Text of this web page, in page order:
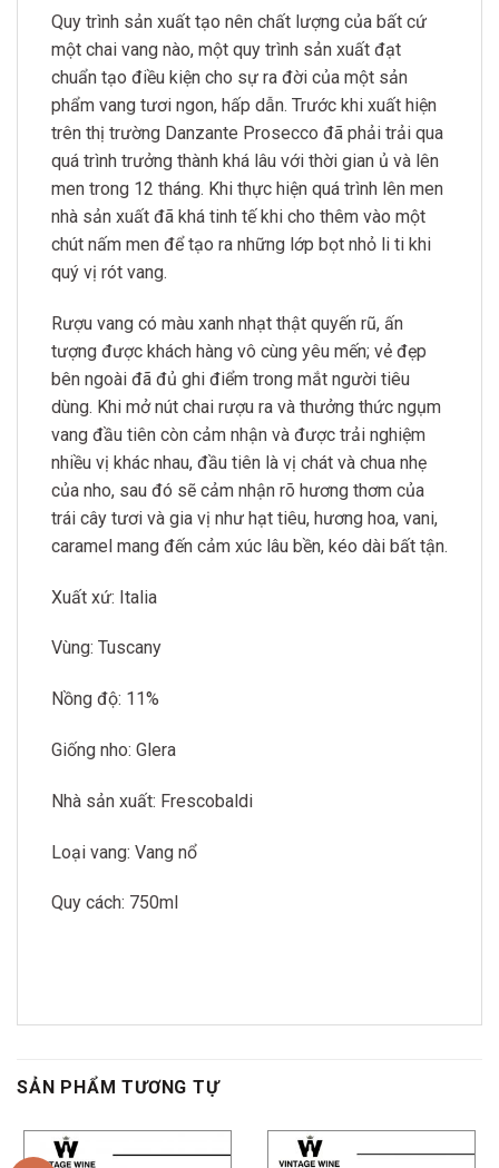
Quy trình sản xuất tạo nên chất lượng của bất cứ
một chai vang nào, một quy trình sản xuất đạt
chuẩn tạo điều kiện cho sự ra đời của một sản
phẩm vang tươi ngon, hấp dẫn. Trước khi xuất hiện
trên thị trường Danzante Prosecco đã phải trải qua
quá trình trưởng thành khá lâu với thời gian ủ và lên
men trong 12 tháng. Khi thực hiện quá trình lên men
nhà sản xuất đã khá tinh tế khi cho thêm vào một
chút nấm men để tạo ra những lớp bọt nhỏ li ti khi
quý vị rót vang.
Rượu vang có màu xanh nhạt thật quyến rũ, ấn
tượng được khách hàng vô cùng yêu mến; vẻ đẹp
bên ngoài đã đủ ghi điểm trong mắt người tiêu
dùng. Khi mở nút chai rượu ra và thưởng thức ngụm
vang đầu tiên còn cảm nhận và được trải nghiệm
nhiều vị khác nhau, đầu tiên là vị chát và chua nhẹ
của nho, sau đó sẽ cảm nhận rõ hương thơm của
trái cây tươi và gia vị như hạt tiêu, hương hoa, vani,
caramel mang đến cảm xúc lâu bền, kéo dài bất tận.
Xuất xứ: Italia
Vùng: Tuscany
Nồng độ: 11%
Giống nho: Glera
Nhà sản xuất: Frescobaldi
Loại vang: Vang nổ
Quy cách: 750ml
SẢN PHẨM TƯƠNG TỰ